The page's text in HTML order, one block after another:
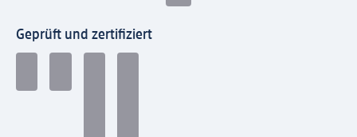
Geprüft und zertifiziert